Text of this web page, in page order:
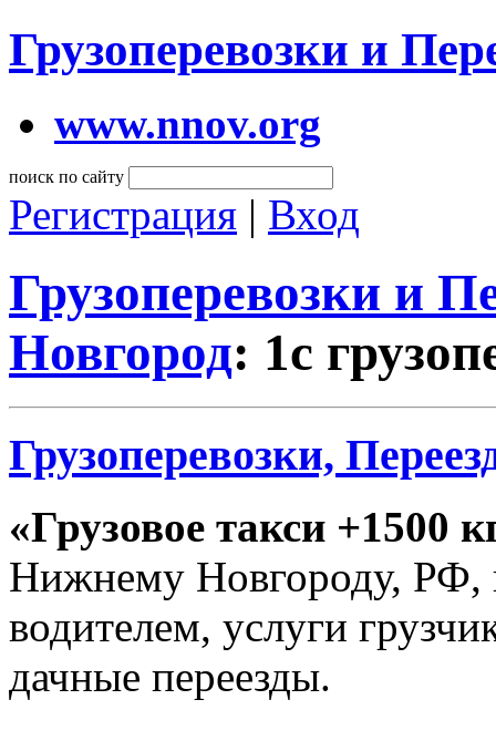
Грузоперевозки и
www.nnov.org
поиск по сайту
Регистрация | Вход
Грузоперевозки и
Новгород: 1с
Грузоперевозки,
«Грузовое такси +1500
Нижнему Новгороду, РФ,
водителем, услуги
дачные переезды.